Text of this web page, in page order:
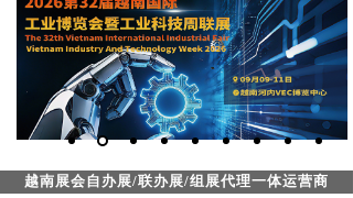
越南展会自办展/联办展/组展代理一体运营商